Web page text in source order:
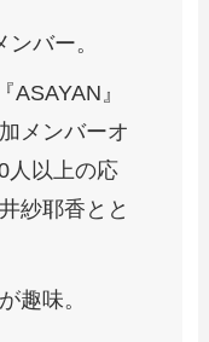
バー。
』
メンバーオ
人以上の応
紗耶香とと
趣味。